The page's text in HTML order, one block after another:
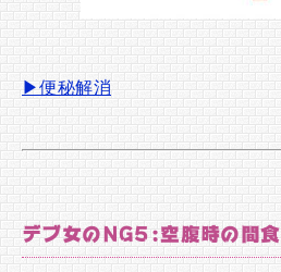
▶便秘解消
デブ女のNG5:空腹時の間食